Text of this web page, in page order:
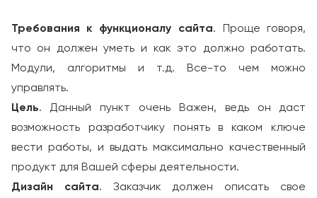
Требования к функционалу сайта. Проще говоря,
что он должен уметь и как это должно работать.
Модули, алгоритмы и т.д. Все-то чем можно
управлять.
Цель. Данный пункт очень Важен, ведь он даст
возможность разработчику понять в каком ключе
вести работы, и выдать максимально качественный
продукт для Вашей сферы деятельности.
Дизайн сайта. Заказчик должен описать свое